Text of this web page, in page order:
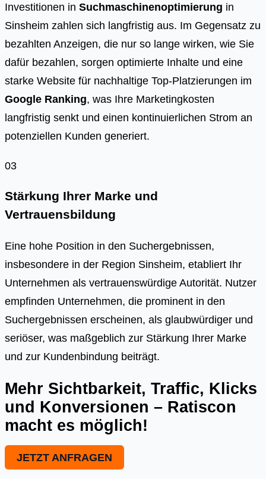
Investitionen in Suchmaschinenoptimierung in
Sinsheim zahlen sich langfristig aus. Im Gegensatz zu
bezahlten Anzeigen, die nur so lange wirken, wie Sie
dafür bezahlen, sorgen optimierte Inhalte und eine
starke Website für nachhaltige Top-Platzierungen im
Google Ranking, was Ihre Marketingkosten
langfristig senkt und einen kontinuierlichen Strom an
potenziellen Kunden generiert.
03
Stärkung Ihrer Marke und
Vertrauensbildung
Eine hohe Position in den Suchergebnissen,
insbesondere in der Region Sinsheim, etabliert Ihr
Unternehmen als vertrauenswürdige Autorität. Nutzer
empfinden Unternehmen, die prominent in den
Suchergebnissen erscheinen, als glaubwürdiger und
seriöser, was maßgeblich zur Stärkung Ihrer Marke
und zur Kundenbindung beiträgt.
Mehr Sichtbarkeit, Traffic, Klicks
und Konversionen – Ratiscon
macht es möglich!
JETZT ANFRAGEN